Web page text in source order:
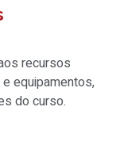
recursos
equipamentos,
do curso.